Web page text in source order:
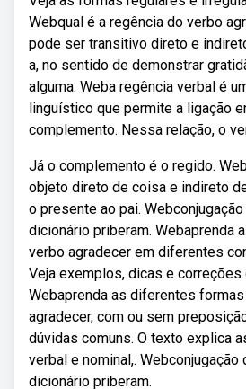
Webqual é a regência do verbo
pode ser transitivo direto e
a, no sentido de demonstrar
alguma. Weba regência verbal é
linguístico que permite a ligação
complemento. Nessa relação, o
Já o complemento é o regido.
objeto direto de coisa e indireto
o presente ao pai.
dicionário priberam. Webaprenda
verbo agradecer em diferentes
Veja exemplos, dicas e correções
Webaprenda as diferentes
agradecer, com ou sem
dúvidas comuns. O texto explica
verbal e nominal,. Webconjugação
dicionário priberam.